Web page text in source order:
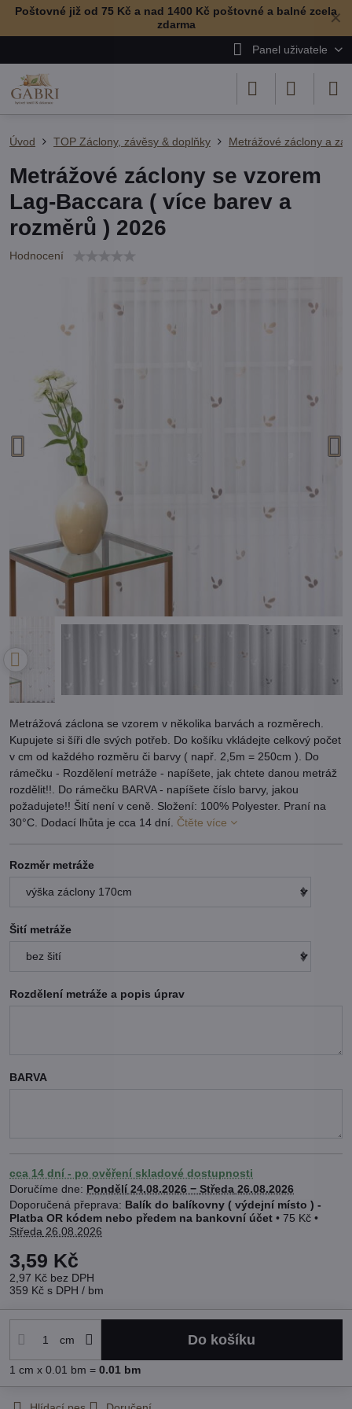
✕
Poštovné již od 75 Kč a nad 1400 Kč poštovné a balné zcela
zdarma
Panel uživatele
Úvod TOP Záclony, závěsy & doplňky Metrážové záclony a
Metrážové záclony se vzorem
Lag-Baccara ( více barev a
rozměrů ) 2026
Hodnocení
Metrážová záclona se vzorem v několika barvách a rozměrech.
Kupujete si šíři dle svých potřeb. Do košíku vkládejte celkový počet
v cm od každého rozměru či barvy ( např. 2,5m = 250cm ). Do
rámečku - Rozdělení metráže - napíšete, jak chtete danou metráž
rozdělit!!. Do rámečku BARVA - napíšete číslo barvy, jakou
požadujete!! Šití není v ceně. Složení: 100% Polyester. Praní na
30°C. Dodací lhůta je cca 14 dní. Čtěte více
Rozměr metráže
Šití metráže
Rozdělení metráže a popis úprav
BARVA
cca 14 dní - po ověření skladové dostupnosti
Doručíme dne: Pondělí 24.08.2026 − Středa 26.08.2026
Balík do balíkovny ( výdejní místo ) -
Platba OR kódem nebo předem na bankovní účet • 75 Kč •
Středa 26.08.2026
3,59 Kč
2,97 Kč bez DPH
359 Kč s DPH / bm
cm Do košíku
1 cm x 0.01 bm = 0.01 bm